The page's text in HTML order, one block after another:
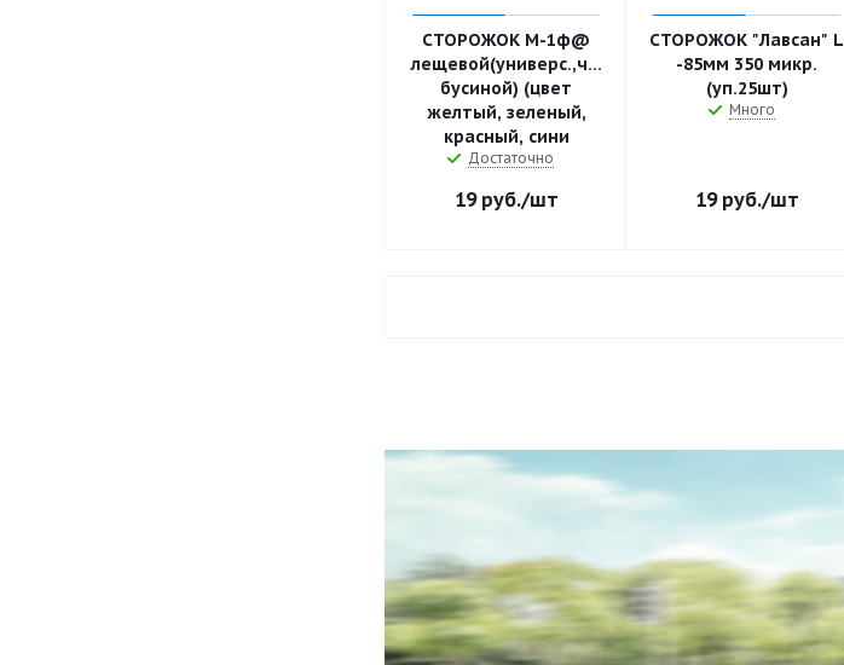
СТОРОЖОК М-1ф@
лещевой(универс.,час.пруж.,полим.покр.с
бусиной) (цвет
желтый, зеленый,
красный, сини
Достаточно
19руб./шт
СТОРОЖОК "Лавсан" L
-85мм 350 микр.
(уп.25шт)
Много
19руб./шт